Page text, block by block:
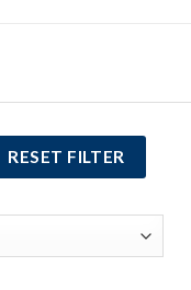
RESET FILTER